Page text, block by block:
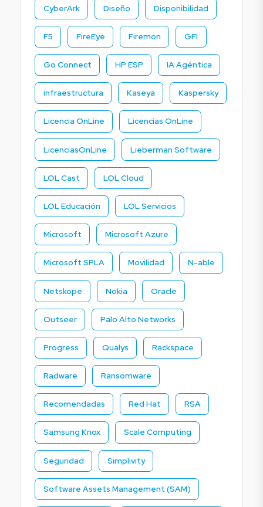
CyberArk Diseño Disponibilidad
F5 FireEye Firemon GFI
Go Connect HP ESP IA Agéntica
infraestructura Kaseya Kaspersky
Licencia OnLine Licencias OnLine
LicenciasOnLine Lieberman Software
LOL Cast LOL Cloud
LOL Educación LOL Servicios
Microsoft Microsoft Azure
Microsoft SPLA Movilidad N-able
Netskope Nokia Oracle
Outseer Palo Alto Networks
Progress Qualys Rackspace
Radware Ransomware
Recomendadas Red Hat RSA
Samsung Knox Scale Computing
Seguridad Simplivity
Software Assets Management (SAM)